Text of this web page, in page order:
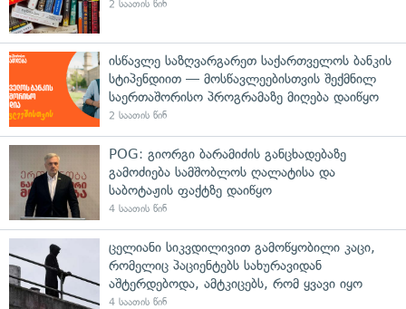
2 საათის წინ
ისწავლე საზღვარგარეთ საქართველოს ბანკის
სტიპენდიით — მოსწავლეებისთვის შექმნილ
საერთაშორისო პროგრამაზე მიღება დაიწყო
2 საათის წინ
POG: გიორგი ბარამიძის განცხადებაზე
გამოძიება სამშობლოს ღალატისა და
საბოტაჟის ფაქტზე დაიწყო
4 საათის წინ
ცელიანი სიკვდილივით გამოწყობილი კაცი,
რომელიც პაციენტებს სახურავიდან
აშტერდებოდა, ამტკიცებს, რომ ყვავი იყო
4 საათის წინ